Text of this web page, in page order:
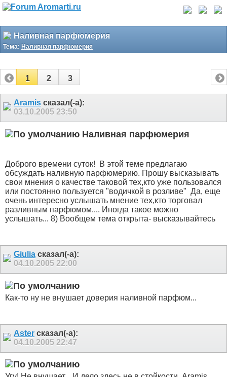
Наливная парфюмерия
Тема: Наливная парфюмерия
1 2 3
Aramis сказал(-а):
03.10.2005 23:50
Наливная парфюмерия
Доброго времени суток!
В этой теме предлагаю
обсуждать наливную парфюмерию. Прошу высказывать
свои мнения о качестве таковой тех,кто уже пользовался
или постоянно пользуется "водичкой в розливе" Да, еще
очень интересно услышать мнение тех,кто торговал
разливным парфюмом.... Иногда такое можно
услышать... 8) Вообщем тема открыта- высказывайтесь
Giulia сказал(-а):
04.10.2005 22:00
Как-то ну не внушает доверия наливной парфюм...
Aster сказал(-а):
04.10.2005 22:47